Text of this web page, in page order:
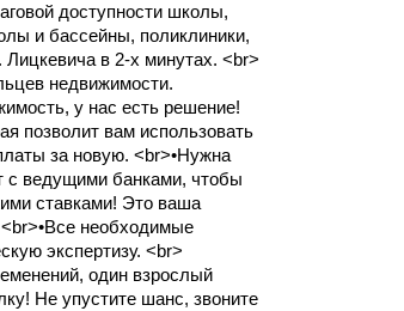
доступности школы,
и бассейны, поликлиники,
в 2-х минутах. <br>
недвижимости.
у нас есть решение!
позволит вам использовать
за новую. <br>•Нужна
с ведущими банками, чтобы
ставками! Это ваша
необходимые
экспертизу. <br>
один взрослый
Не упустите шанс, звоните